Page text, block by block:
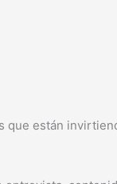
que están